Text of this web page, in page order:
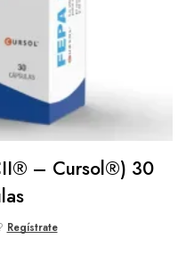
– Cursol®) 30
Regístrate